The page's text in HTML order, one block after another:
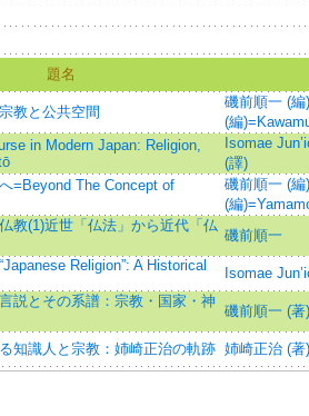
題名
教と公共空間
磯前順一 (
(編
in Modern Japan: Religion,
Isomae
(譯)
=Beyond The Concept of
磯前順一 (
(編
教(1)近世「仏法」から近代「仏
磯前順一
Religion”: A Historical
Isomae
説とその系譜：宗教・国家・神
磯前順一 (著)
知識人と宗教：姉崎正治の軌跡 姉崎正治 (著)